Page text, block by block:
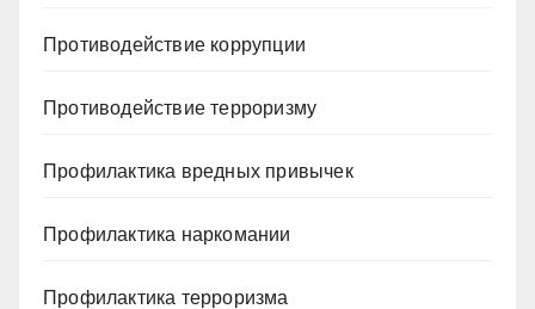
Противодействие коррупции
Противодействие терроризму
Профилактика вредных привычек
Профилактика наркомании
Профилактика терроризма